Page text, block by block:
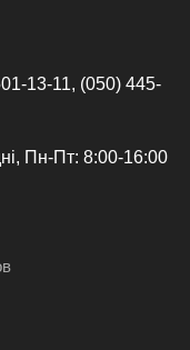
13-11, (050) 445-
Пн-Пт: 8:00-16:00